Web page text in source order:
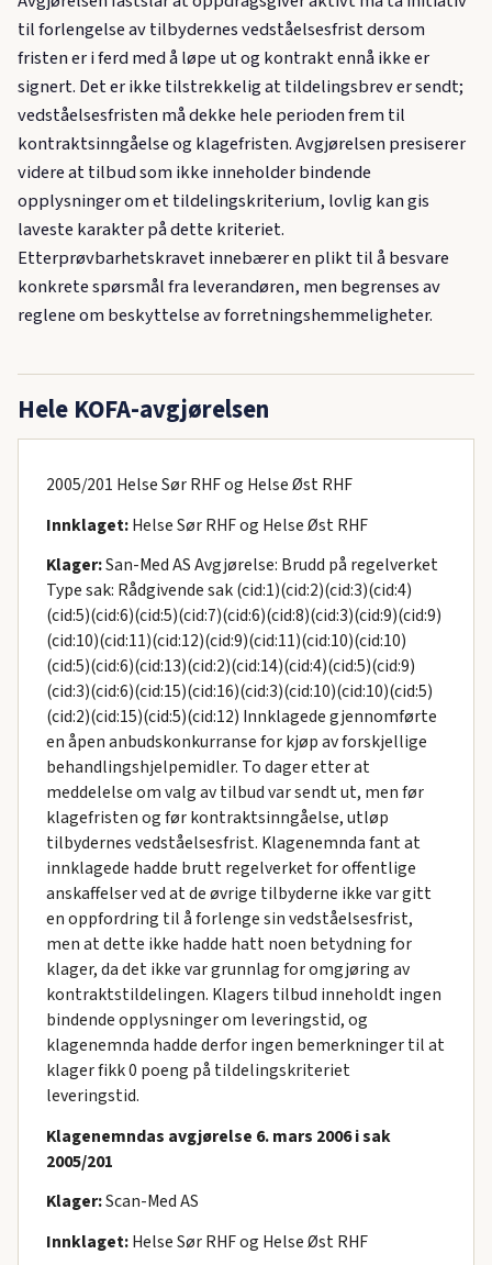
til forlengelse av tilbydernes vedståelsesfrist dersom
fristen er i ferd med å løpe ut og kontrakt ennå ikke er
signert. Det er ikke tilstrekkelig at tildelingsbrev er sendt;
vedståelsesfristen må dekke hele perioden frem til
kontraktsinngåelse og klagefristen. Avgjørelsen presiserer
videre at tilbud som ikke inneholder bindende
opplysninger om et tildelingskriterium, lovlig kan gis
laveste karakter på dette kriteriet.
Etterprøvbarhetskravet innebærer en plikt til å besvare
konkrete spørsmål fra leverandøren, men begrenses av
reglene om beskyttelse av forretningshemmeligheter.
Hele KOFA-avgjørelsen
2005/201 Helse Sør RHF og Helse Øst RHF
Innklaget:Helse Sør RHF og Helse Øst RHF
Klager:San-Med AS Avgjørelse: Brudd på regelverket
Type sak: Rådgivende sak (cid:1)(cid:2)(cid:3)(cid:4)
(cid:5)(cid:6)(cid:5)(cid:7)(cid:6)(cid:8)(cid:3)(cid:9)(cid:9)
(cid:10)(cid:11)(cid:12)(cid:9)(cid:11)(cid:10)(cid:10)
(cid:5)(cid:6)(cid:13)(cid:2)(cid:14)(cid:4)(cid:5)(cid:9)
(cid:3)(cid:6)(cid:15)(cid:16)(cid:3)(cid:10)(cid:10)(cid:5)
(cid:2)(cid:15)(cid:5)(cid:12) Innklagede gjennomførte
en åpen anbudskonkurranse for kjøp av forskjellige
behandlingshjelpemidler. To dager etter at
meddelelse om valg av tilbud var sendt ut, men før
klagefristen og før kontraktsinngåelse, utløp
tilbydernes vedståelsesfrist. Klagenemnda fant at
innklagede hadde brutt regelverket for offentlige
anskaffelser ved at de øvrige tilbyderne ikke var gitt
en oppfordring til å forlenge sin vedståelsesfrist,
men at dette ikke hadde hatt noen betydning for
klager, da det ikke var grunnlag for omgjøring av
kontraktstildelingen. Klagers tilbud inneholdt ingen
bindende opplysninger om leveringstid, og
klagenemnda hadde derfor ingen bemerkninger til at
klager fikk 0 poeng på tildelingskriteriet
leveringstid.
Klagenemndas avgjørelse 6. mars 2006 i sak
2005/201
Klager:Scan-Med AS
Innklaget:Helse Sør RHF og Helse Øst RHF